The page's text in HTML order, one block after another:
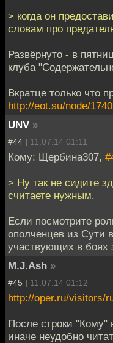
> когда он
словам про
Развёрнуто - в
клуба
Вкратце только что
http://eot.su/node/
UNV »
#44 | 11.07.14 01:11
Кому: Щербина307,
> Ну так не сидите
считаете нужным.
Если посмотрите
ополченцев из Сути
участвующих в боях
M.J.Ash »
#45 | 11.07.14 01:12
http://oper.ru/visitors/
После строки "Кому"
иначе неудобно